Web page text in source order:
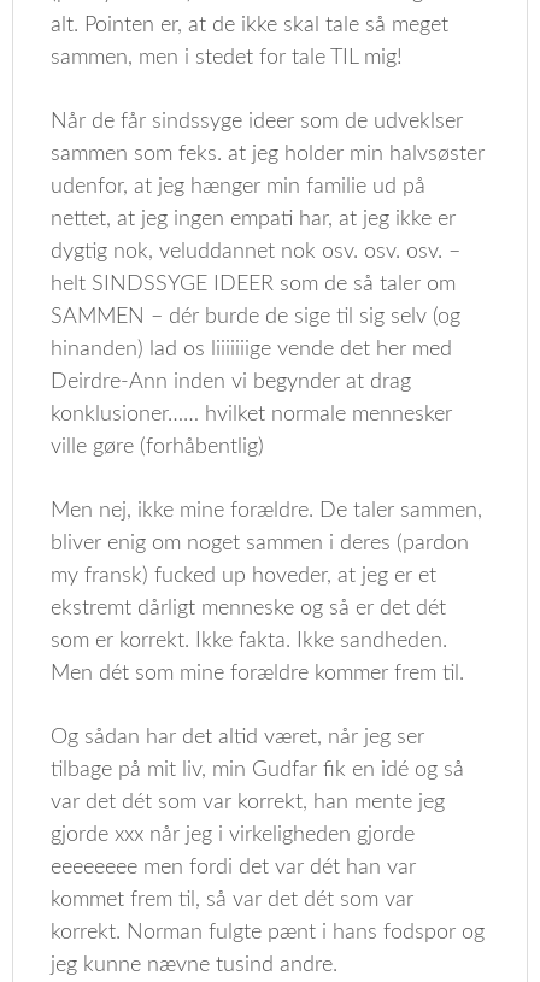
alt. Pointen er, at de ikke skal tale så meget
sammen, men i stedet for tale TIL mig!
Når de får sindssyge ideer som de udveklser
sammen som feks. at jeg holder min halvsøster
udenfor, at jeg hænger min familie ud på
nettet, at jeg ingen empati har, at jeg ikke er
dygtig nok, veluddannet nok osv. osv. osv. –
helt SINDSSYGE IDEER som de så taler om
SAMMEN – dér burde de sige til sig selv (og
hinanden) lad os liiiiiiige vende det her med
Deirdre-Ann inden vi begynder at drag
konklusioner…… hvilket normale mennesker
ville gøre (forhåbentlig)
Men nej, ikke mine forældre. De taler sammen,
bliver enig om noget sammen i deres (pardon
my fransk) fucked up hoveder, at jeg er et
ekstremt dårligt menneske og så er det dét
som er korrekt. Ikke fakta. Ikke sandheden.
Men dét som mine forældre kommer frem til.
Og sådan har det altid været, når jeg ser
tilbage på mit liv, min Gudfar fik en idé og så
var det dét som var korrekt, han mente jeg
gjorde xxx når jeg i virkeligheden gjorde
eeeeeeee men fordi det var dét han var
kommet frem til, så var det dét som var
korrekt. Norman fulgte pænt i hans fodspor og
jeg kunne nævne tusind andre.